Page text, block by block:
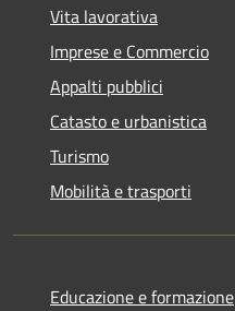
Vita lavorativa
Imprese e Commercio
Appalti pubblici
Catasto e urbanistica
Turismo
Mobilità e trasporti
Educazione e formazione